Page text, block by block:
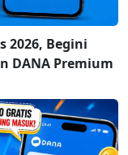
2026, Begini
DANA Premium